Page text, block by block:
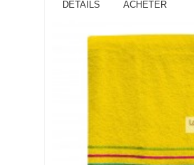
DÉTAILS ACHETER